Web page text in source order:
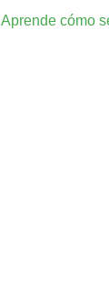
Aprende cómo